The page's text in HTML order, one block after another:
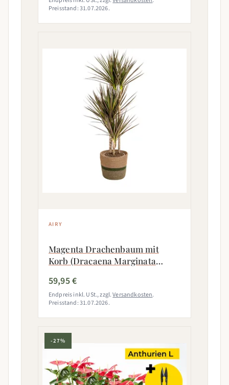
Preisstand: 31.07.2026.
AIRY
Magenta Drachenbaum mit
Korb (Dracaena Marginata
59,95 €
Endpreis inkl. USt., zzgl.Versandkosten.
Preisstand: 31.07.2026.
-27%